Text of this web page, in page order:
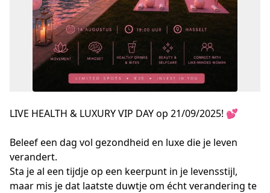
LIVE HEALTH & LUXURY VIP DAY op 21/09/2025! 💕
Beleef een dag vol gezondheid en luxe die je leven
verandert.
Sta je al een tijdje op een keerpunt in je levensstijl,
maar mis je dat laatste duwtje om écht verandering te